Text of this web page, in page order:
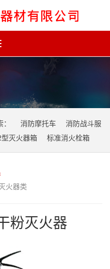
消防摩托车
消防战斗服
灭火器箱 标准消火栓箱
火器类
粉灭火器